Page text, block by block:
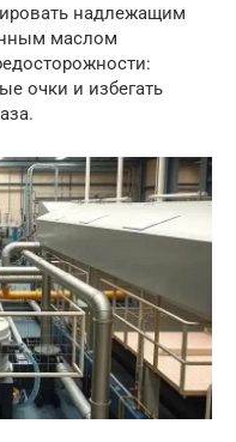
надлежащим
маслом
очки и избегать